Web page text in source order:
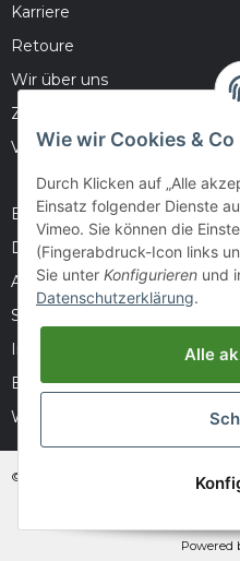
Karriere
Retoure
Wir über uns
Zahlungsmöglichkeiten
Versandinformationen
Barrierefreiheitserklärung
Datenschutz
AGB
Sitemap
Impressum
Batteriegesetzhinweise
Widerrufsrecht
© huntivity-group.at
Powered
Wie wir Cookies &
Durch Klicken auf „Alle
Einsatz folgender Dienste
Vimeo. Sie können die
(Fingerabdruck-Icon links
Sie unter Konfigurieren und
Datenschutzerklärung.
Alle